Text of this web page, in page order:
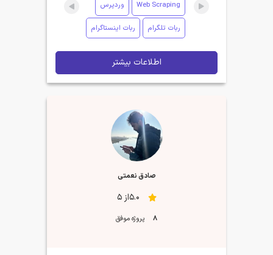
Web Scraping وردپرس
ربات تلگرام ربات اینستاگرام
اطلاعات بیشتر
صادق نعمتی
5.0از 5
8 پروژه موفق